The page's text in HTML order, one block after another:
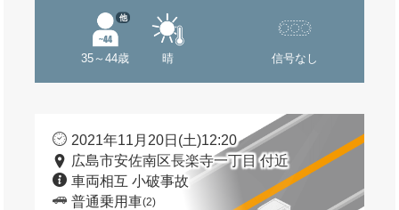
35～44歳
他
晴 信号なし
2021年11月20日(土)12:20
広島市安佐南区長楽寺一丁目 付近
車両相互 小破事故
普通乗用車(2)